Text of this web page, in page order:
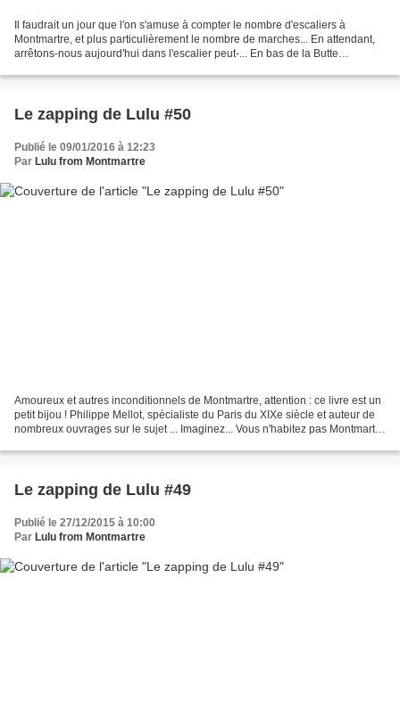
Il faudrait un jour que l'on s'amuse à compter le nombre d'escaliers à
Montmartre, et plus particulièrement le nombre de marches... En attendant,
arrêtons-nous aujourd'hui dans l'escalier peut-... En bas de la Butte
Le zapping de Lulu #50
Publié le 09/01/2016 à 12:23
Par Lulu from Montmartre
Amoureux et autres inconditionnels de Montmartre, attention : ce livre est un
petit bijou ! Philippe Mellot, spécialiste du Paris du XIXe siècle et auteur de
nombreux ouvrages sur le sujet ... Imaginez... Vous n'habitez pas Montmartre
Le zapping de Lulu #49
Publié le 27/12/2015 à 10:00
Par Lulu from Montmartre